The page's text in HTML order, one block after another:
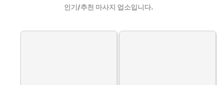
인기/추천 마사지 업소입니다.